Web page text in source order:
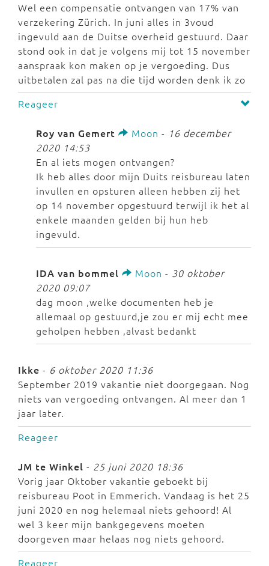
Wel een compensatie ontvangen van 17% van
verzekering Zürich. In juni alles in 3voud
ingevuld aan de Duitse overheid gestuurd. Daar
stond ook in dat je volgens mij tot 15 november
aanspraak kon maken op je vergoeding. Dus
uitbetalen zal pas na die tijd worden denk ik zo
Reageer
Roy van Gemert Moon - 16 december
2020 14:53
En al iets mogen ontvangen?
Ik heb alles door mijn Duits reisbureau laten
invullen en opsturen alleen hebben zij het
op 14 november opgestuurd terwijl ik het al
enkele maanden gelden bij hun heb
ingevuld.
IDA van bommel Moon - 30 oktober
2020 09:07
dag moon ,welke documenten heb je
allemaal op gestuurd,je zou er mij echt mee
geholpen hebben ,alvast bedankt
Ikke - 6 oktober 2020 11:36
September 2019 vakantie niet doorgegaan. Nog
niets van vergoeding ontvangen. Al meer dan 1
jaar later.
Reageer
JM te Winkel - 25 juni 2020 18:36
Vorig jaar Oktober vakantie geboekt bij
reisbureau Poot in Emmerich. Vandaag is het 25
juni 2020 en nog helemaal niets gehoord! Al
wel 3 keer mijn bankgegevens moeten
doorgeven maar helaas nog niets gehoord.
Reageer